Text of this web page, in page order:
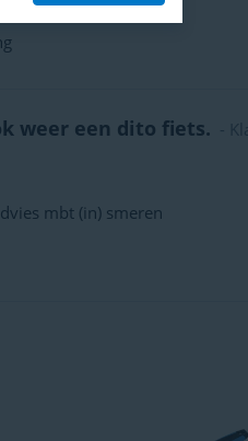
weer een dito fiets. -
mbt (in) smeren